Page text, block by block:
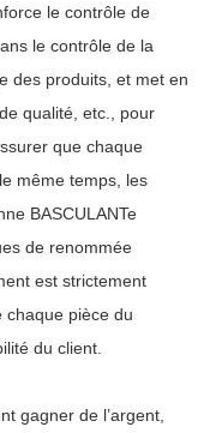
le contrôle de
le contrôle de la
des produits, et met en
qualité, etc., pour
que chaque
même temps, les
BASCULANTe
de renommée
est strictement
chaque pièce du
du client.
gagner de l’argent,